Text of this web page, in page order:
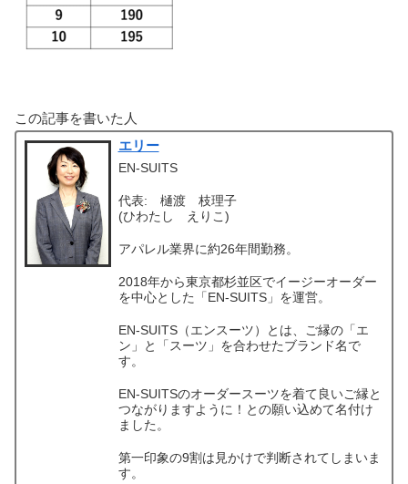
この記事を書いた人
エリー
EN-SUITS
代表: 樋渡 枝理子
(ひわたし えりこ)
アパレル業界に約26年間勤務。
2018年から東京都杉並区でイージーオーダー
を中心とした「EN-SUITS」を運営。
EN-SUITS（エンスーツ）とは、ご縁の「エ
ン」と「スーツ」を合わせたブランド名で
す。
EN-SUITSのオーダースーツを着て良いご縁と
つながりますように！との願い込めて名付け
ました。
第一印象の9割は見かけで判断されてしまいま
す。